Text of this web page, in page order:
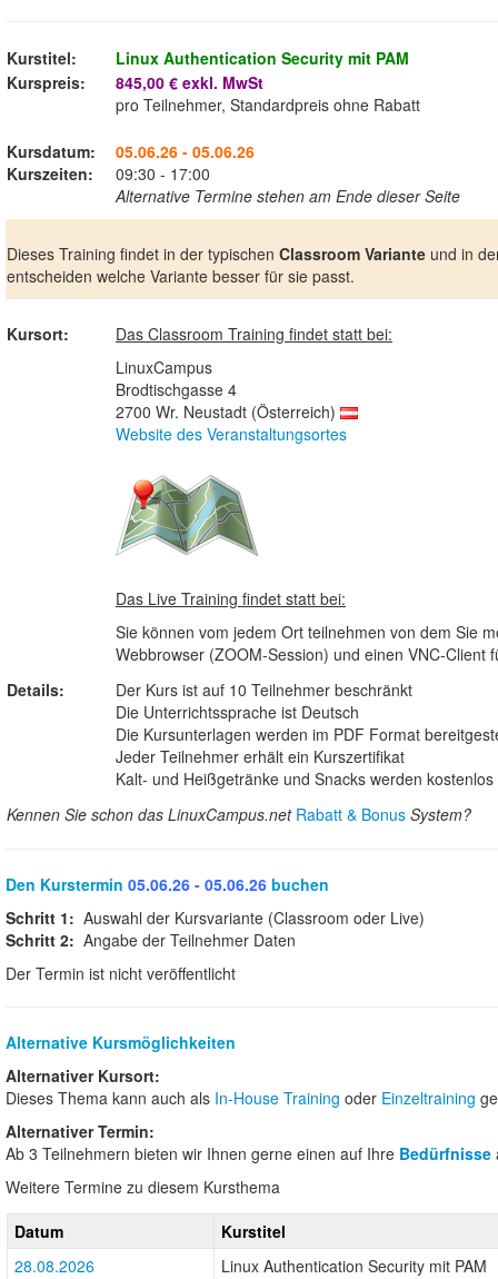
Kurstitel:
Linux Authentication Security mit PAM
Kurspreis:
845,00 € exkl. MwSt
pro Teilnehmer, Standardpreis ohne Rabatt
Kursdatum:
Kurszeiten:
05.06.26 - 05.06.26
09:30 - 17:00
Alternative Termine stehen am Ende dieser Seite
Dieses Training findet in der typischen Classroom Variante und in
entscheiden welche Variante besser für sie passt.
Kursort:
Das Classroom Training findet statt bei:
LinuxCampus
Brodtischgasse 4
2700 Wr. Neustadt (Österreich)
Website des Veranstaltungsortes
Das Live Training findet statt bei:
Sie können vom jedem Ort teilnehmen von dem Sie
Webbrowser (ZOOM-Session) und einen VNC-Client
Details:
Der Kurs ist auf 10 Teilnehmer beschränkt
Die Unterrichtssprache ist Deutsch
Die Kursunterlagen werden im PDF Format
Jeder Teilnehmer erhält ein Kurszertifikat
Kalt- und Heißgetränke und Snacks werden
Kennen Sie schon das LinuxCampus.net Rabatt & Bonus System?
Den Kurstermin 05.06.26 - 05.06.26 buchen
Schritt 1: Auswahl der Kursvariante (Classroom oder Live)
Schritt 2: Angabe der Teilnehmer Daten
Der Termin ist nicht veröffentlicht
Alternative Kursmöglichkeiten
Alternativer Kursort:
Dieses Thema kann auch als In-House Training oder Einzeltraining
Alternativer Termin:
Ab 3 Teilnehmern bieten wir Ihnen gerne einen auf Ihre Bedürfnisse
Weitere Termine zu diesem Kursthema
Datum
Kurstitel
28.08.2026
Linux Authentication Security mit PAM